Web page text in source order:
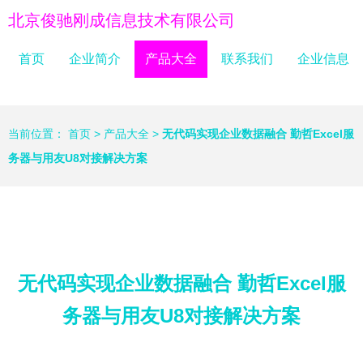
北京俊驰刚成信息技术有限公司
首页 企业简介 产品大全 联系我们 企业信息
当前位置： 首页 > 产品大全 > 无代码实现企业数据融合 勤哲Excel服
务器与用友U8对接解决方案
无代码实现企业数据融合 勤哲Excel服
务器与用友U8对接解决方案